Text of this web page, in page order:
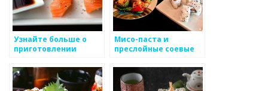
Узнайте больше о
приготовлении
японского шашлыка
Мисо-паста и
преслойные соевые